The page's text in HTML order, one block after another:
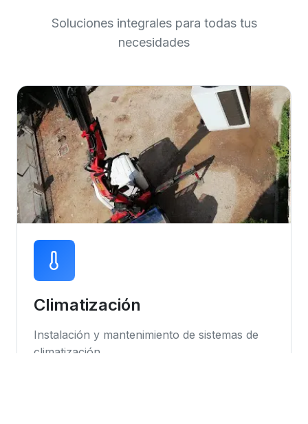
Soluciones integrales para todas tus
necesidades
Climatización
Instalación y mantenimiento de sistemas de
climatización